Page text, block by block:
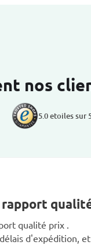
nos
5.0 etoiles sur
rapport
qualité prix .
d'expédition,